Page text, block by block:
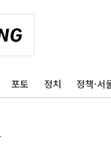
포토 정치 정책·서